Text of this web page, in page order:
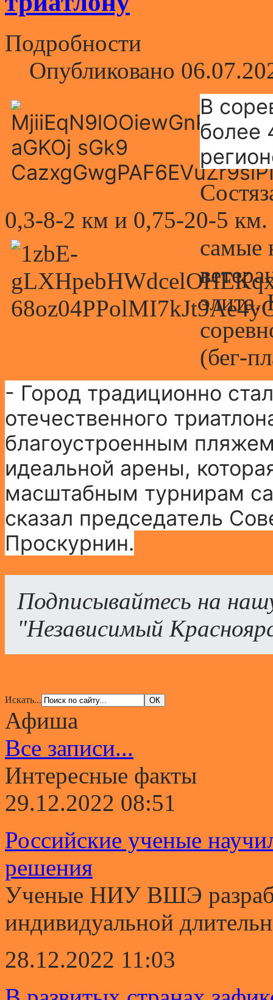
Подробности
Опубликовано
В
более
0,3-8-2 км и 0,75-20-5
(бег-
- Город традиционно
отечественного
благоустроенным
идеальной арены,
масштабным турнирам
сказал председатель
Проскурнин.
Подписывайтесь на
"Независимый
Искать...
Афиша
Все записи...
Интересные факты
29.12.2022 08:51
Российские ученые
решения
Ученые НИУ ВШЭ
индивидуальной
28.12.2022 11:03